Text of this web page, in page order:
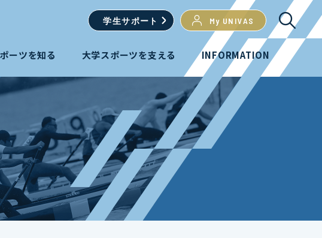
学生サポート My UNIVAS
ーツを知る 大学スポーツを支える INFORMATION